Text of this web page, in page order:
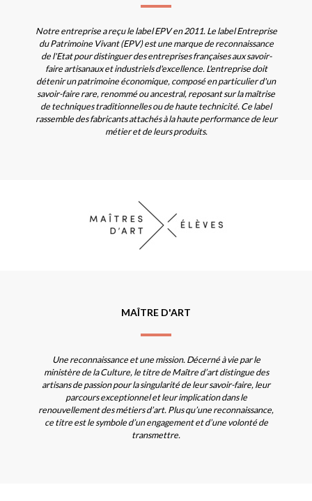
Notre entreprise a reçu le label EPV en 2011. Le label Entreprise
du Patrimoine Vivant (EPV) est une marque de reconnaissance
de l'Etat pour distinguer des entreprises françaises aux savoir-
faire artisanaux et industriels d'excellence. L'entreprise doit
détenir un patrimoine économique, composé en particulier d'un
savoir-faire rare, renommé ou ancestral, reposant sur la maîtrise
de techniques traditionnelles ou de haute technicité. Ce label
rassemble des fabricants attachés à la haute performance de leur
métier et de leurs produits.
MAÎTRE D'ART
Une reconnaissance et une mission. Décerné à vie par le
ministère de la Culture, le titre de Maître d’art distingue des
artisans de passion pour la singularité de leur savoir-faire, leur
parcours exceptionnel et leur implication dans le
renouvellement des métiers d’art. Plus qu’une reconnaissance,
ce titre est le symbole d’un engagement et d’une volonté de
transmettre.